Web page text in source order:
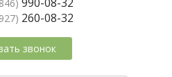
260-08-32
звонок